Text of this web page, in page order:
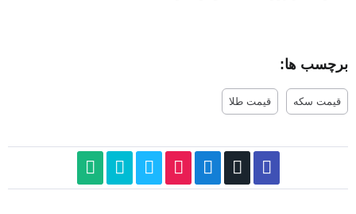
برچسب ها:
قیمت سکه قیمت طلا